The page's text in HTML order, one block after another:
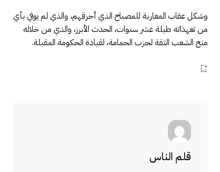
وشكل عقاب المغاربة للمصباح الذي أحرقهم، والذي لم يوفي بأي
من تعهداته طيلة عشر سنوات، الحدث الأبرز، والذي من خلاله
منح الشعب الثقة لحزب الحمامة، لقيادة الحكومة المقبلة.
قلم الناس